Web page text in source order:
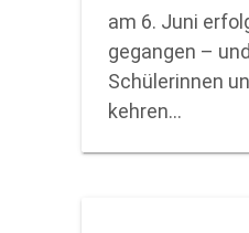
am 6. Juni
gegangen –
Schülerinnen
kehren…